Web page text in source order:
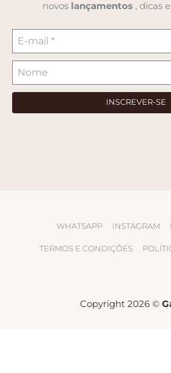
novos lançamentos, dicas e
WHATSAPP INSTAGRAM
TERMOS E CONDIÇÕES
Copyright 2026 ©